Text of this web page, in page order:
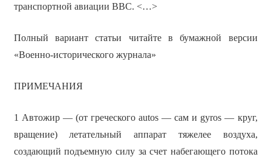
транспортной авиации ВВС. <…>
Полный вариант статьи читайте в бумажной версии
«Военно-исторического журнала»
ПРИМЕЧАНИЯ
1 Автожир — (от греческого autos — сам и gyros — круг,
вращение) летательный аппарат тяжелее воздуха,
создающий подъемную силу за счет набегающего потока